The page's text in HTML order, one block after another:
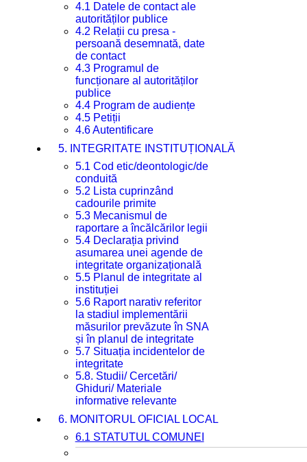
4.1 Datele de contact ale
autorităților publice
4.2 Relații cu presa -
persoană desemnată, date
de contact
4.3 Programul de
funcționare al autorităților
publice
4.4 Program de audiențe
4.5 Petiții
4.6 Autentificare
5. INTEGRITATE INSTITUȚIONALĂ
5.1 Cod etic/deontologic/de
conduită
5.2 Lista cuprinzând
cadourile primite
5.3 Mecanismul de
raportare a încălcărilor legii
5.4 Declarația privind
asumarea unei agende de
integritate organizațională
5.5 Planul de integritate al
instituției
5.6 Raport narativ referitor
la stadiul implementării
măsurilor prevăzute în SNA
și în planul de integritate
5.7 Situația incidentelor de
integritate
5.8. Studii/ Cercetări/
Ghiduri/ Materiale
informative relevante
6. MONITORUL OFICIAL LOCAL
6.1 STATUTUL COMUNEI